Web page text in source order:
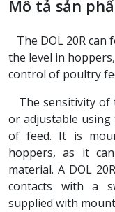
Mô tả sản
The DOL 20R can
the level in
control of poultry
The sensitivity of
or adjustable
of feed. It is
hoppers, as it
material. A DOL
contacts with a
supplied with